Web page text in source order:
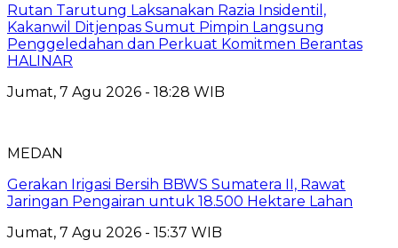
Rutan Tarutung Laksanakan Razia Insidentil,
Kakanwil Ditjenpas Sumut Pimpin Langsung
Penggeledahan dan Perkuat Komitmen Berantas
HALINAR
Jumat, 7 Agu 2026 - 18:28 WIB
MEDAN
Gerakan Irigasi Bersih BBWS Sumatera II, Rawat
Jaringan Pengairan untuk 18.500 Hektare Lahan
Jumat, 7 Agu 2026 - 15:37 WIB